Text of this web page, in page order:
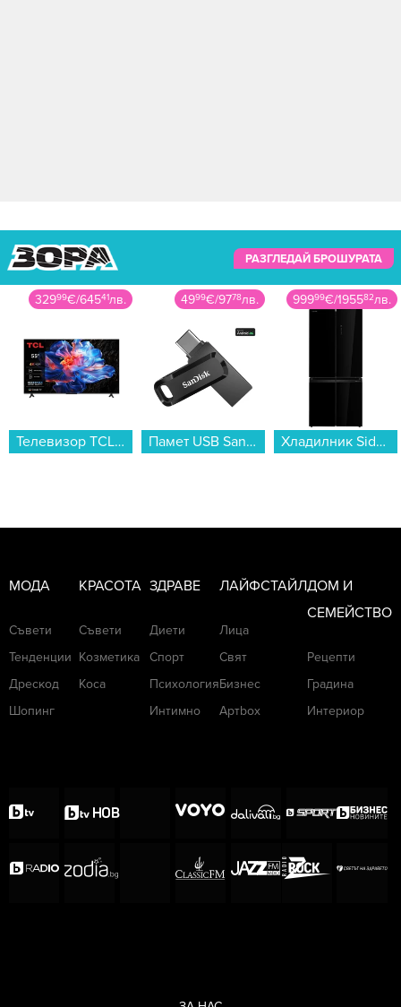
РАЗГЛЕДАЙ БРОШУРАТА
32999€/64541лв.
Телевизор TCL 55V6C , 139 см, 3840x2160 UHD-4K , 55 inch, Android , LED , Smart TV...
4999€/9778лв.
Памет USB SanDisk Ultra Dual USB-C/USB 3.1 256GB SDDDC3-256G-G46...
99999€/195582лв.
Хладилник Side-by-Side Toshiba GR-RF677WI-PGJ(22) , 515 l, E , No Frost , Черен...
МОДА
Съвети
Тенденции
Дрескод
Шопинг
КРАСОТА
Съвети
Козметика
Коса
ЗДРАВЕ
Диети
Спорт
Психология
Интимно
ЛАЙФСТАЙЛ
Лица
Свят
Бизнес
Артbox
ДОМ И
СЕМЕЙСТВО
Рецепти
Градина
Интериор